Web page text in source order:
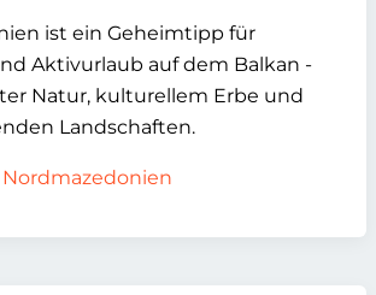
ist ein Geheimtipp für
Aktivurlaub auf dem Balkan -
Natur, kulturellem Erbe und
Landschaften.